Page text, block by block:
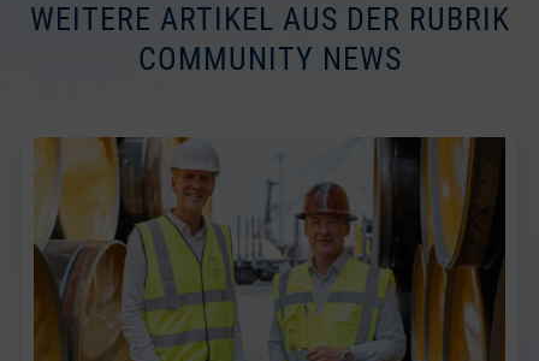
WEITERE ARTIKEL AUS DER RUBRIK
COMMUNITY NEWS